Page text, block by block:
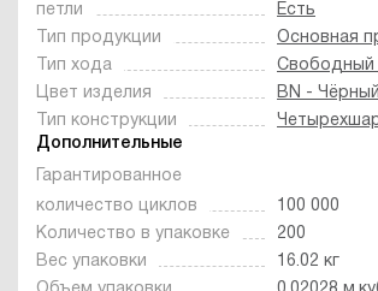
петли
Есть
Тип продукции
Основная
Тип хода
Свободный
Цвет изделия
BN -
Тип конструкции
Дополнительные
Гарантированное
количество циклов
100 000
Количество в упаковке
200
Вес упаковки
16.02 кг